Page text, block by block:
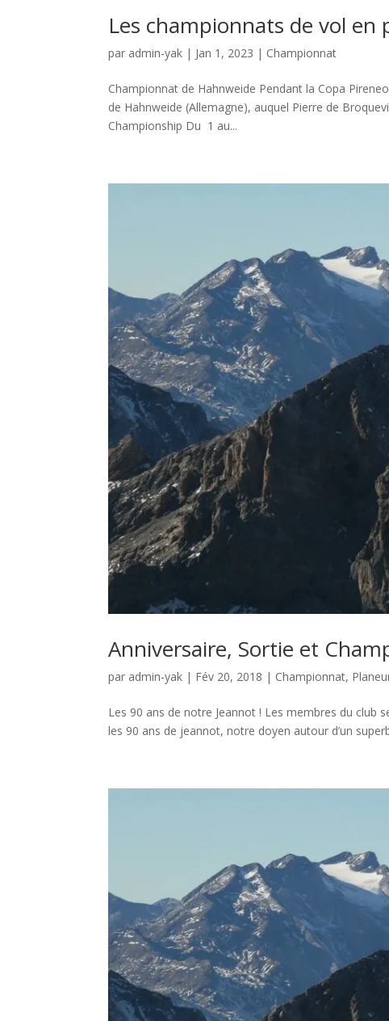
Les championnats de vol en
par admin-yak | Jan 1, 2023 | Championnat
Championnat de Hahnweide Pendant la Copa
de Hahnweide (Allemagne), auquel Pierre de
Championship Du 1 au...
Anniversaire, Sortie et
par admin-yak | Fév 20, 2018 | Championnat,
Les 90 ans de notre Jeannot ! Les membres du club
les 90 ans de jeannot, notre doyen autour d’un